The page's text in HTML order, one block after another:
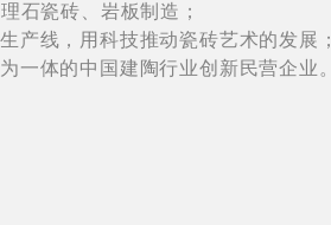
石瓷砖、岩板制造；
产线，用科技推动瓷砖艺术的发展；
一体的中国建陶行业创新民营企业。